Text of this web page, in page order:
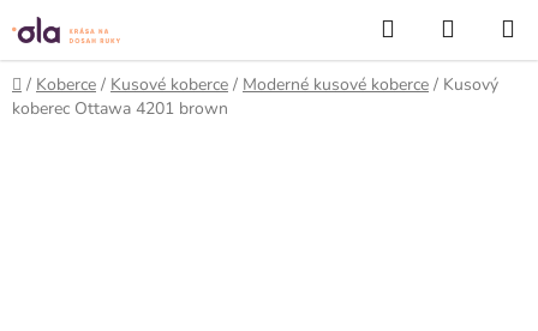
Prejsť
na
obsah
Hľadať
KOŠÍK
Domov
/ Koberce / Kusové koberce / Moderné kusové koberce / Kusový
koberec Ottawa 4201 brown